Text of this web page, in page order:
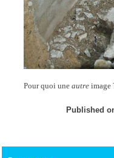
Pour quoi uneautre image
Published